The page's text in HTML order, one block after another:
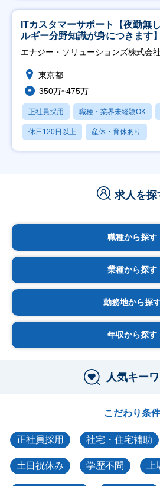
ITカスタマーサポート【夜勤無
ルギー分野知識が身につきます】
エナジー・ソリューションズ株式会社
東京都
350万~475万
正社員採用 職種・業界未経験OK
休日120日以上 産休・育休あり
求人を探
職種から探す
業種から探す
勤務地から探
年収から探す
人気キー
こだわり条件
正社員採用 社宅・住宅補助
土日祝休み 学歴不問